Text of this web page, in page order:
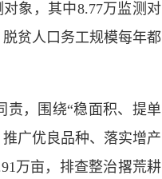
象，其中8.77万监测对
贫人口务工规模每年都
责，围绕“稳面积、提单
广优良品种、落实增产
万亩，排查整治撂荒耕